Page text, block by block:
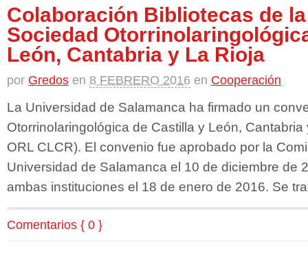
Colaboración Bibliotecas de
Sociedad
León, Cantabria y La Rioja
por Gredos en 8 FEBRERO 2016 en Cooperación
La Universidad de Salamanca ha firmado un
Otorrinolaringológica de Castilla y León,
ORL CLCR). El convenio fue aprobado por la
Universidad de Salamanca el 10 de diciembre de
ambas instituciones el 18 de enero de 2016. Se
Comentarios { 0 }